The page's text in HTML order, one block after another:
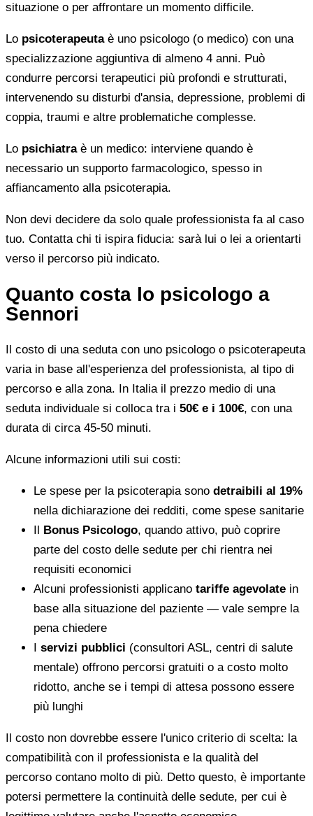
situazione o per affrontare un momento difficile.
Lo psicoterapeutaè uno psicologo (o medico) con una
specializzazione aggiuntiva di almeno 4 anni. Può
condurre percorsi terapeutici più profondi e strutturati,
intervenendo su disturbi d'ansia, depressione, problemi di
coppia, traumi e altre problematiche complesse.
Lo psichiatraè un medico: interviene quando è
necessario un supporto farmacologico, spesso in
affiancamento alla psicoterapia.
Non devi decidere da solo quale professionista fa al caso
tuo. Contatta chi ti ispira fiducia: sarà lui o lei a orientarti
verso il percorso più indicato.
Quanto costa lo psicologo a
Sennori
Il costo di una seduta con uno psicologo o psicoterapeuta
varia in base all'esperienza del professionista, al tipo di
percorso e alla zona. In Italia il prezzo medio di una
seduta individuale si colloca tra i 50€ e i 100€, con una
durata di circa 45-50 minuti.
Alcune informazioni utili sui costi:
Le spese per la psicoterapia sono detraibili al 19%
nella dichiarazione dei redditi, come spese sanitarie
Il Bonus Psicologo, quando attivo, può coprire
parte del costo delle sedute per chi rientra nei
requisiti economici
Alcuni professionisti applicano tariffe agevolate in
base alla situazione del paziente — vale sempre la
pena chiedere
I servizi pubblici (consultori ASL, centri di salute
mentale) offrono percorsi gratuiti o a costo molto
ridotto, anche se i tempi di attesa possono essere
più lunghi
Il costo non dovrebbe essere l'unico criterio di scelta: la
compatibilità con il professionista e la qualità del
percorso contano molto di più. Detto questo, è importante
potersi permettere la continuità delle sedute, per cui è